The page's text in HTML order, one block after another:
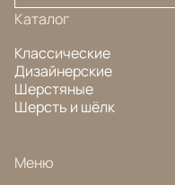
Каталог
Классические
Дизайнерские
Шерстяные
Шерсть и шёлк
Меню